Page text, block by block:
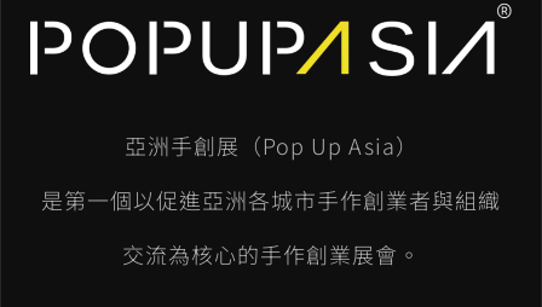
亞洲手創展（Pop Up Asia）
是第一個以促進亞洲各城市手作創業者與組織
交流為核心的手作創業展會。
l
t
n